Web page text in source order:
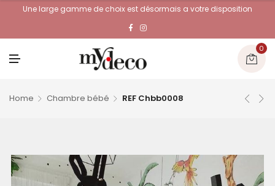
Une large gamme de choix est désormais a votre disposition
0
Home Chambre bébé REF Chbb0008